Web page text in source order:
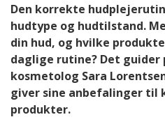
Den korrekte
hudtype og hudtilstand.
din hud, og hvilke
daglige rutine? Det guider
kosmetolog Sara
giver sine anbefalinger til
produkter.